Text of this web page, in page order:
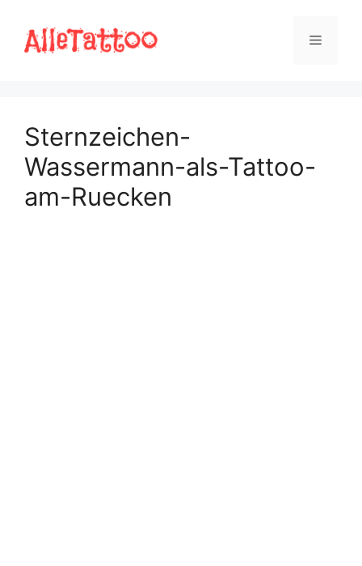
Inhalt
springen
Menü
Sternzeichen-
Wassermann-als-Tattoo-
am-Ruecken